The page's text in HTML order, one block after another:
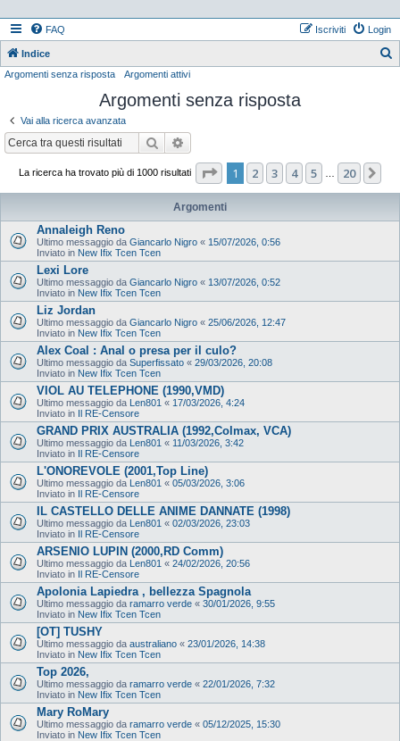
FAQ Login
Iscriviti
Indice
Argomenti senza risposta Argomenti attivi
Argomenti senza risposta
Vai alla ricerca avanzata
Cerca
La ricerca ha trovato più di 1000 risultati Pagina di 20
1 2 3 4 5 20
Argomenti
Annaleigh Reno
Ultimo messaggio da Giancarlo Nigro « 15/07/2026, 0:56
Inviato in New Ifix Tcen Tcen
Lexi Lore
Ultimo messaggio da Giancarlo Nigro « 13/07/2026, 0:52
Inviato in New Ifix Tcen Tcen
Liz Jordan
Ultimo messaggio da Giancarlo Nigro « 25/06/2026, 12:47
Inviato in New Ifix Tcen Tcen
Alex Coal : Anal o presa per il culo?
Ultimo messaggio da Superfissato « 29/03/2026, 20:08
Inviato in New Ifix Tcen Tcen
VIOL AU TELEPHONE (1990,VMD)
Ultimo messaggio da Len801 « 17/03/2026, 4:24
Inviato in Il RE-Censore
GRAND PRIX AUSTRALIA (1992,Colmax, VCA)
Ultimo messaggio da Len801 « 11/03/2026, 3:42
Inviato in Il RE-Censore
L'ONOREVOLE (2001,Top Line)
Ultimo messaggio da Len801 « 05/03/2026, 3:06
Inviato in Il RE-Censore
IL CASTELLO DELLE ANIME DANNATE (1998)
Ultimo messaggio da Len801 « 02/03/2026, 23:03
Inviato in Il RE-Censore
ARSENIO LUPIN (2000,RD Comm)
Ultimo messaggio da Len801 « 24/02/2026, 20:56
Inviato in Il RE-Censore
Apolonia Lapiedra , bellezza Spagnola
Ultimo messaggio da ramarro verde « 30/01/2026, 9:55
Inviato in New Ifix Tcen Tcen
[OT] TUSHY
Ultimo messaggio da australiano « 23/01/2026, 14:38
Inviato in New Ifix Tcen Tcen
Top 2026,
Ultimo messaggio da ramarro verde « 22/01/2026, 7:32
Inviato in New Ifix Tcen Tcen
Mary RoMary
Ultimo messaggio da ramarro verde « 05/12/2025, 15:30
Inviato in New Ifix Tcen Tcen